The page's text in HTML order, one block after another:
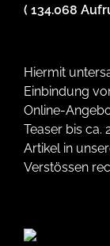
( 134.068
Hiermit
Einbindung
Online-
Teaser bis ca.
Artikel in
Verstössen